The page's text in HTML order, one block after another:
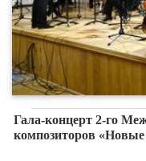
Гала-концерт 2-го
композиторов «Новые